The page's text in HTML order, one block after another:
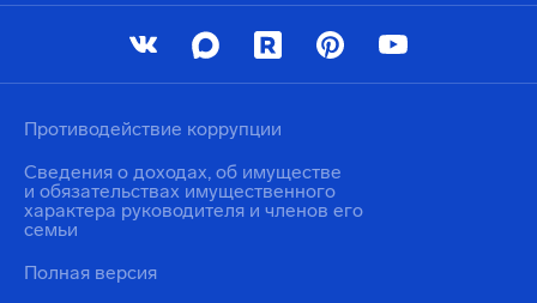
Противодействие коррупции
Сведения о доходах, об имуществе
и обязательствах имущественного
характера руководителя и членов его
семьи
Полная версия